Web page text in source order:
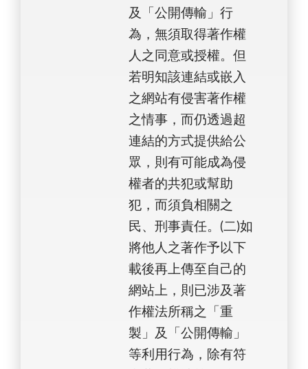
及「公開傳輸」行
為，無須取得著作權
人之同意或授權。但
若明知該連結或嵌入
之網站有侵害著作權
之情事，而仍透過超
連結的方式提供給公
眾，則有可能成為侵
權者的共犯或幫助
犯，而須負相關之
民、刑事責任。(二)如
將他人之著作予以下
載後再上傳至自己的
網站上，則已涉及著
作權法所稱之「重
製」及「公開傳輸」
等利用行為，除有符